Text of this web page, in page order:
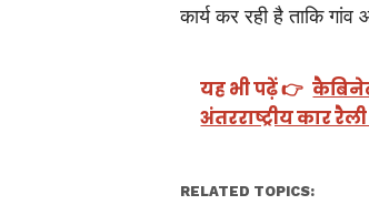
कार्य कर रही है ताकि
यह भी पढ़ें 👉
अंतरराष्ट्रीय कार
RELATED TOPICS: